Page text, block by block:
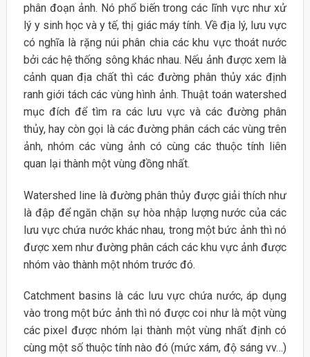
phân đoạn ảnh. Nó phổ biến trong các lĩnh vực như xử
lý y sinh học và y tế, thị giác máy tính. Về địa lý, lưu vực
có nghĩa là rặng núi phân chia các khu vực thoát nước
bởi các hệ thống sông khác nhau. Nếu ảnh được xem là
cảnh quan địa chất thì các đường phân thủy xác định
ranh giới tách các vùng hình ảnh. Thuật toán watershed
mục đích để tìm ra các lưu vực và các đường phân
thủy, hay còn gọi là các đường phân cách các vùng trên
ảnh, nhóm các vùng ảnh có cùng các thuộc tính liên
quan lại thành một vùng đồng nhất.
Watershed line là đường phân thủy được giải thích như
là đập để ngăn chặn sự hòa nhập lượng nước của các
lưu vực chứa nước khác nhau, trong một bức ảnh thì nó
được xem như đường phân cách các khu vực ảnh được
nhóm vào thành một nhóm trước đó.
Catchment basins là các lưu vực chứa nước, áp dụng
vào trong một bức ảnh thì nó được coi như là một vùng
các pixel được nhóm lại thành một vùng nhất định có
cùng một số thuộc tính nào đó (mức xám, độ sáng vv…)